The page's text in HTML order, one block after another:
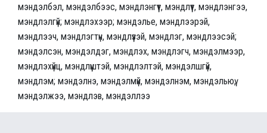
мэндэлбэл, мэндэлбээс, мэндлэнгүүт, мэндлүүт, мэндлэнгээ,
мэндлэлгүй; мэндлэхээр; мэндэлье, мэндлээрэй,
мэндлээч, мэндлэгтүн, мэндлүүзэй, мэндлэг, мэндлээсэй;
мэндэлсэн, мэндэлдэг, мэндлэх, мэндлэгч, мэндэлмээр,
мэндлэхүйц, мэндлүүштэй, мэндлэлтэй, мэндэлшгүй,
мэндлэм; мэндэлнэ, мэндэлмүй, мэндэлнэм, мэндэльюү,
мэндэлжээ, мэндлэв, мэндэллээ